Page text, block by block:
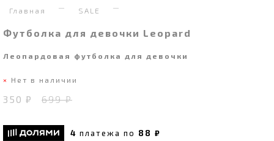
Главная SALE
Футболка для девочки Leopard
Леопардовая футболка для девочки
Нет в наличии
350 ₽ 699 ₽
4 платежа по 88 ₽